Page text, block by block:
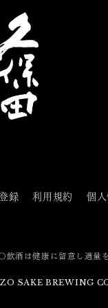
録 利用規約 個
飲酒は健康に留意し適量を
SAKE BREWING